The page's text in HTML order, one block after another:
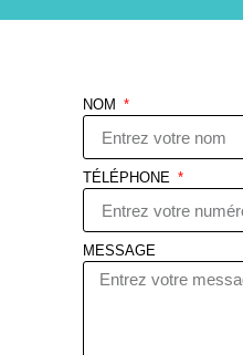
NOM
TÉLÉPHONE
MESSAGE